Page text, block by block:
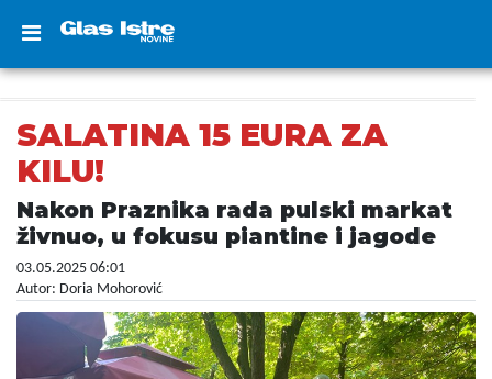
SALATINA 15 EURA ZA
KILU!
Nakon Praznika rada pulski markat
živnuo, u fokusu piantine i jagode
03.05.2025 06:01
Autor: Doria Mohorović